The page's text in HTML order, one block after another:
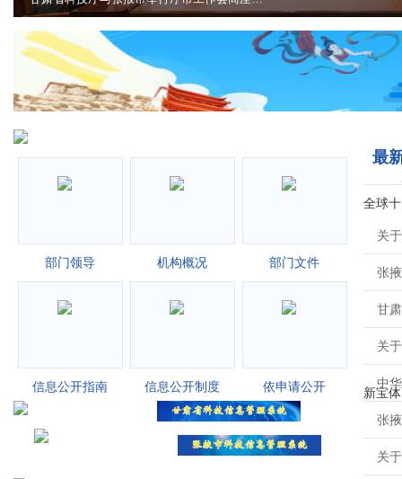
部门领导 机构概况 部门文件
信息公开指南 信息公开制度 依申请公开
最